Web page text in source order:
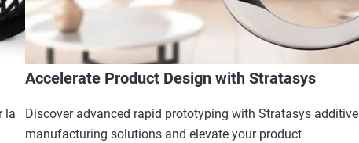
la
Accelerate Product Design with Stratasys
Discover advanced rapid prototyping with Stratasys additive
manufacturing solutions and elevate your product